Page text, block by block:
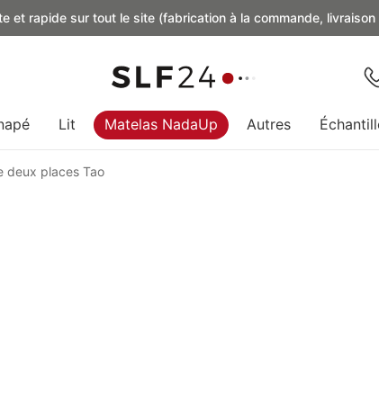
et rapide sur tout le site (fabrication à la commande,
Lit Matelas NadaUp Autres
deux places Tao